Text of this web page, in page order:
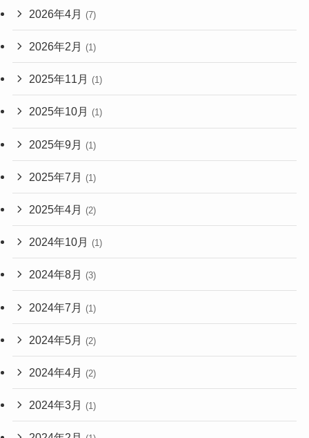
2026年4月 (7)
2026年2月 (1)
2025年11月 (1)
2025年10月 (1)
2025年9月 (1)
2025年7月 (1)
2025年4月 (2)
2024年10月 (1)
2024年8月 (3)
2024年7月 (1)
2024年5月 (2)
2024年4月 (2)
2024年3月 (1)